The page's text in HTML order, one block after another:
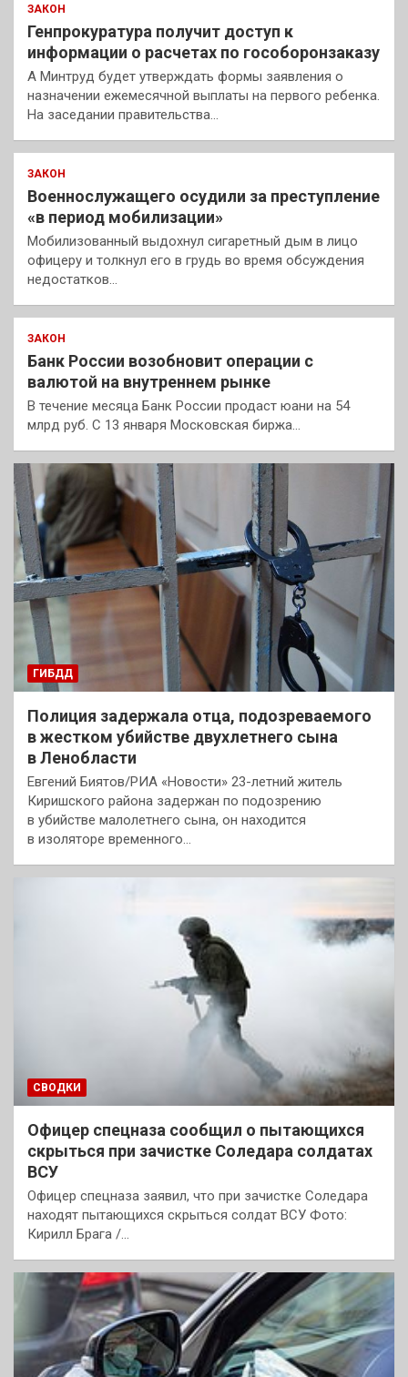
ЗАКОН
Генпрокуратура получит доступ к
информации о расчетах по гособоронзаказу
А Минтруд будет утверждать формы заявления о
назначении ежемесячной выплаты на первого ребенка.
На заседании правительства…
ЗАКОН
Военнослужащего осудили за преступление
«в период мобилизации»
Мобилизованный выдохнул сигаретный дым в лицо
офицеру и толкнул его в грудь во время обсуждения
недостатков…
ЗАКОН
Банк России возобновит операции с
валютой на внутреннем рынке
В течение месяца Банк России продаст юани на 54
млрд руб. С 13 января Московская биржа…
ГИБДД
Полиция задержала отца, подозреваемого
в жестком убийстве двухлетнего сына
в Ленобласти
Евгений Биятов/РИА «Новости» 23-летний житель
Киришского района задержан по подозрению
в убийстве малолетнего сына, он находится
в изоляторе временного…
СВОДКИ
Офицер спецназа сообщил о пытающихся
скрыться при зачистке Соледара солдатах
ВСУ
Офицер спецназа заявил, что при зачистке Соледара
находят пытающихся скрыться солдат ВСУ Фото:
Кирилл Брага /…